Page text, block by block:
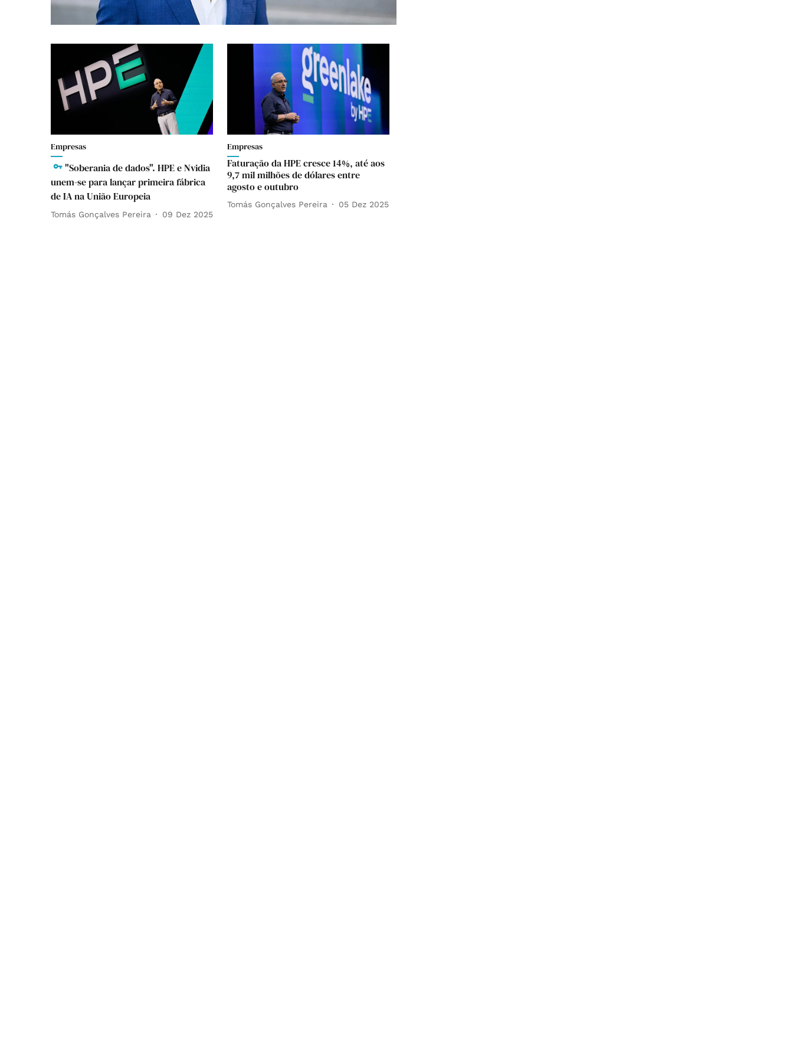
Empresas
"Soberania de dados". HPE e Nvidia
unem-se para lançar primeira fábrica
de IA na União Europeia
Tomás Gonçalves Pereira 09 Dez 2025
Empresas
Faturação da HPE cresce 14%, até aos
9,7 mil milhões de dólares entre
agosto e outubro
Tomás Gonçalves Pereira 05 Dez 2025